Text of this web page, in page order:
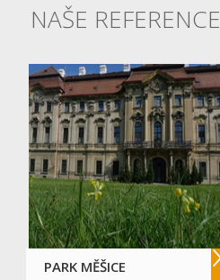
NAŠE REFERENCE
PARK MĚŠICE